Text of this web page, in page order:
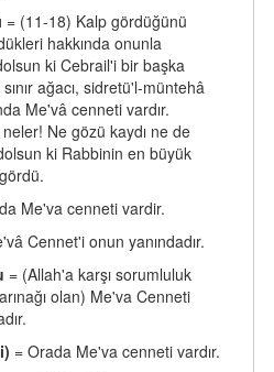
= (11-18) Kalp gördüğünü
hakkında onunla
ki Cebrail'i bir başka
ağacı, sidretü'l-müntehâ
Me'vâ cenneti vardır.
Ne gözü kaydı ne de
ki Rabbinin en büyük
Me'va cenneti vardir.
Cennet'i onun yanındadır.
= (Allah'a karşı sorumluluk
olan) Me'va Cenneti
= Orada Me'va cenneti vardır.